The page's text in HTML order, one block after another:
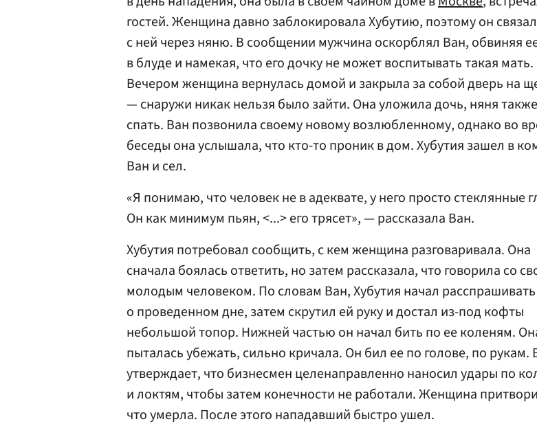
гостей. Женщина давно заблокировала Хубутию, поэтому он
с ней через няню. В сообщении мужчина оскорблял Ван, обвиняя
в блуде и намекая, что его дочку не может воспитывать такая мать.
Вечером женщина вернулась домой и закрыла за собой дверь на
— снаружи никак нельзя было зайти. Она уложила дочь, няня
спать. Ван позвонила своему новому возлюбленному, однако во
беседы она услышала, что кто-то проник в дом. Хубутия зашел в
Ван и сел.
«Я понимаю, что человек не в адеквате, у него просто стеклянные
Он как минимум пьян, <...> его трясет», — рассказала Ван.
Хубутия потребовал сообщить, с кем женщина разговаривала. Она
сначала боялась ответить, но затем рассказала, что говорила со
молодым человеком. По словам Ван, Хубутия начал
о проведенном дне, затем скрутил ей руку и достал из-под кофты
небольшой топор. Нижней частью он начал бить по ее коленям.
пыталась убежать, сильно кричала. Он бил ее по голове, по рукам.
утверждает, что бизнесмен целенаправленно наносил удары по
и локтям, чтобы затем конечности не работали. Женщина
что умерла. После этого нападавший быстро ушел.